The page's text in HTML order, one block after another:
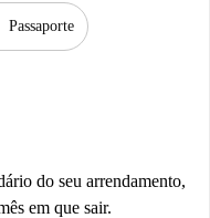
Passaporte
do seu arrendamento,
em que sair.